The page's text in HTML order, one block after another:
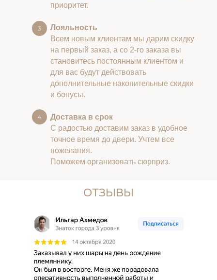
приоритет.
Лояльность
Всем новым клиентам мы дарим скидку
на первый заказ, а со 2-го заказа вы
становитесь постоянным клиентом и
для вас будут действовать
дополнительные накопительные скидки
и бонусы.
Доставка в срок
С радостью доставим заказ в удобное
точное время до двери. Учтем все
пожелания.
Поможем организовать сюрприз.
ОТЗЫВЫ